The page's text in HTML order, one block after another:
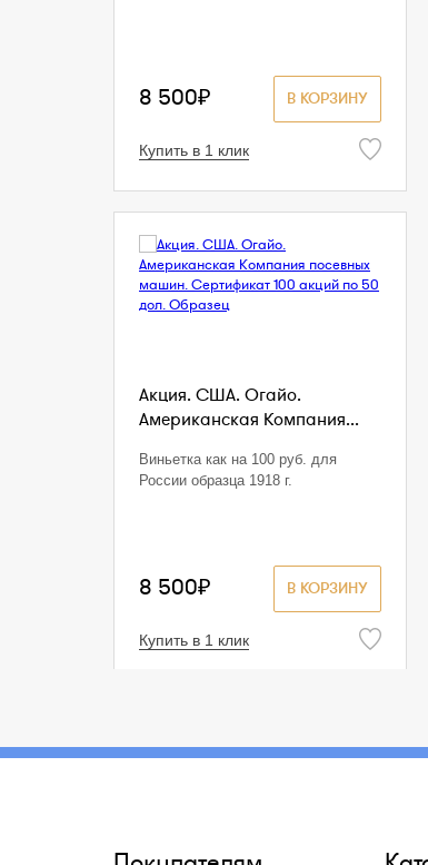
В КОРЗИНУ
8 500₽
Купить в 1 клик
Акция. США. Огайо.
Американская Компания...
Виньетка как на 100 руб. для
России образца 1918 г.
В КОРЗИНУ
8 500₽
Купить в 1 клик